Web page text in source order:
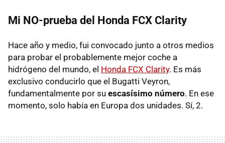
Mi NO-prueba del Honda FCX Clarity
Hace año y medio, fui convocado junto a otros medios
para probar el probablemente mejor coche a
hidrógeno del mundo, el Honda FCX Clarity. Es más
exclusivo conducirlo que el Bugatti Veyron,
fundamentalmente por su escasísimo número. En ese
momento, solo había en Europa dos unidades. Sí, 2.